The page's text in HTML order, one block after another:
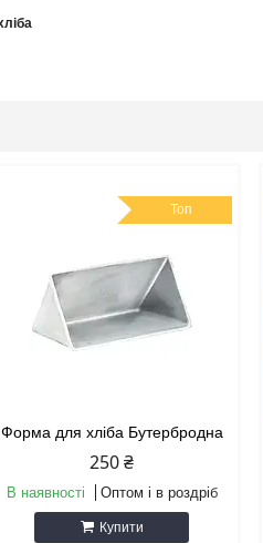
Топ
Форма для хліба Бутербродна
250 ₴
В наявності Оптом і в роздріб
Купити